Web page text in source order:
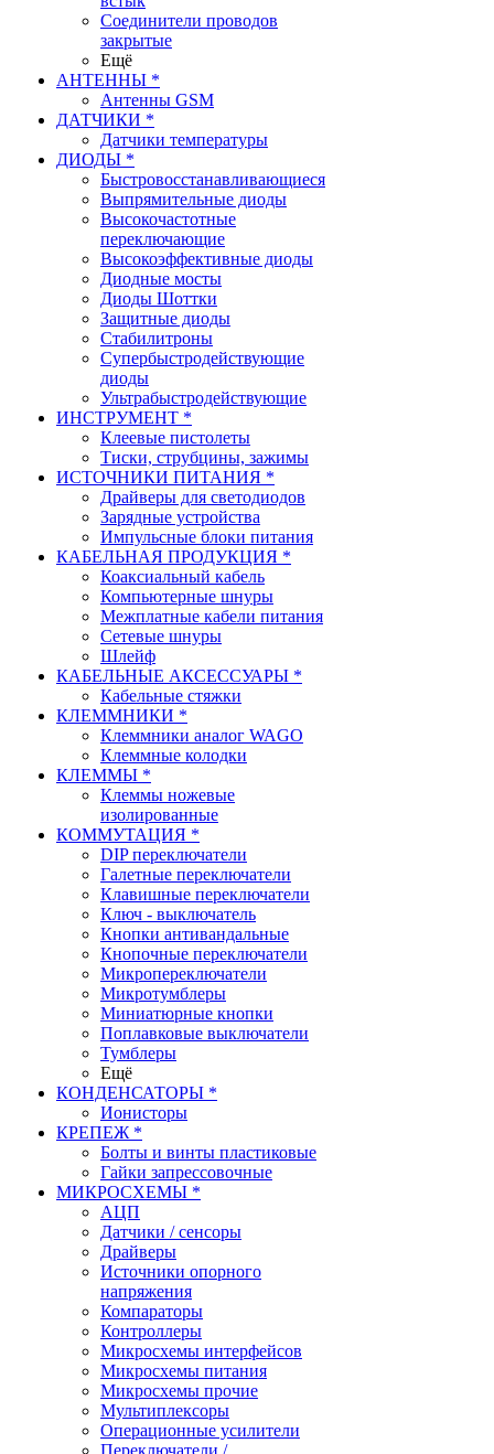
Соединители проводов
закрытые
Ещё
АНТЕННЫ *
Антенны GSM
ДАТЧИКИ *
Датчики температуры
ДИОДЫ *
Быстровосстанавливающиеся
Выпрямительные диоды
Высокочастотные
переключающие
Высокоэффективные диоды
Диодные мосты
Диоды Шоттки
Защитные диоды
Стабилитроны
Супербыстродействующие
диоды
Ультрабыстродействующие
ИНСТРУМЕНТ *
Клеевые пистолеты
Тиски, струбцины, зажимы
ИСТОЧНИКИ ПИТАНИЯ *
Драйверы для светодиодов
Зарядные устройства
Импульсные блоки питания
КАБЕЛЬНАЯ ПРОДУКЦИЯ *
Коаксиальный кабель
Компьютерные шнуры
Межплатные кабели питания
Сетевые шнуры
Шлейф
КАБЕЛЬНЫЕ АКСЕССУАРЫ *
Кабельные стяжки
КЛЕММНИКИ *
Клеммники аналог WAGO
Клеммные колодки
КЛЕММЫ *
Клеммы ножевые
изолированные
КОММУТАЦИЯ *
DIP переключатели
Галетные переключатели
Клавишные переключатели
Ключ - выключатель
Кнопки антивандальные
Кнопочные переключатели
Микропереключатели
Микротумблеры
Миниатюрные кнопки
Поплавковые выключатели
Тумблеры
Ещё
КОНДЕНСАТОРЫ *
Ионисторы
КРЕПЕЖ *
Болты и винты пластиковые
Гайки запрессовочные
МИКРОСХЕМЫ *
АЦП
Датчики / сенсоры
Драйверы
Источники опорного
напряжения
Компараторы
Контроллеры
Микросхемы интерфейсов
Микросхемы питания
Микросхемы прочие
Мультиплексоры
Операционные усилители
Переключатели /